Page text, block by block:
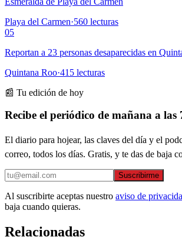
Playa del Carmen·560 lecturas
05
Reportan a 23 personas desaparecidas en
Quintana Roo·415 lecturas
📰 Tu edición de hoy
Recibe el periódico de mañana a las
El diario para hojear, las claves del día y el
correo, todos los días. Gratis, y te das de baja
Suscribirme
Al suscribirte aceptas nuestro aviso de
baja cuando quieras.
Relacionadas